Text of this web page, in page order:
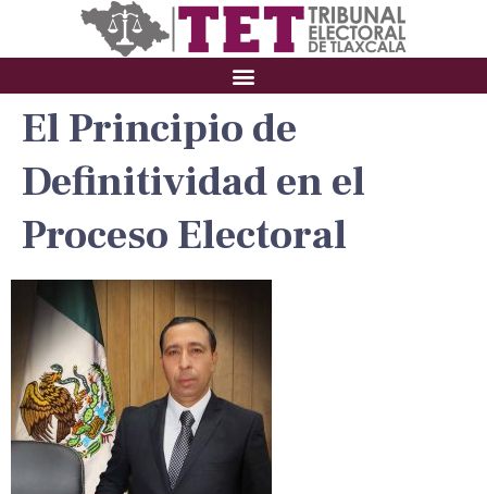
El Principio de
Definitividad en el
Proceso Electoral